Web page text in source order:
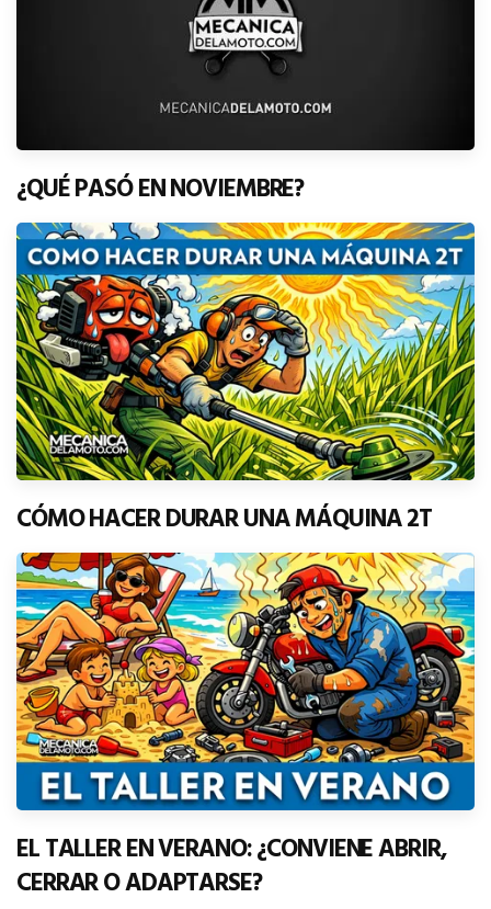
¿QUÉ PASÓ EN NOVIEMBRE?
CÓMO HACER DURAR UNA MÁQUINA 2T
EL TALLER EN VERANO: ¿CONVIENE ABRIR,
CERRAR O ADAPTARSE?